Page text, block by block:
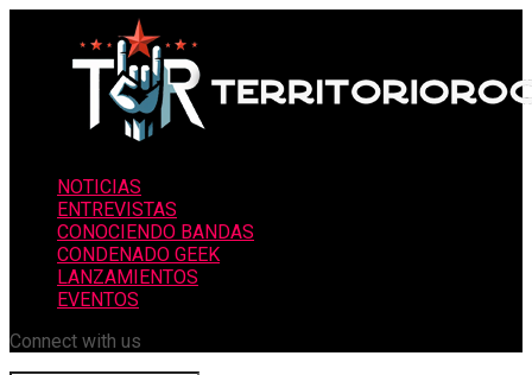
NOTICIAS
ENTREVISTAS
CONOCIENDO BANDAS
CONDENADO GEEK
LANZAMIENTOS
EVENTOS
Connect with us